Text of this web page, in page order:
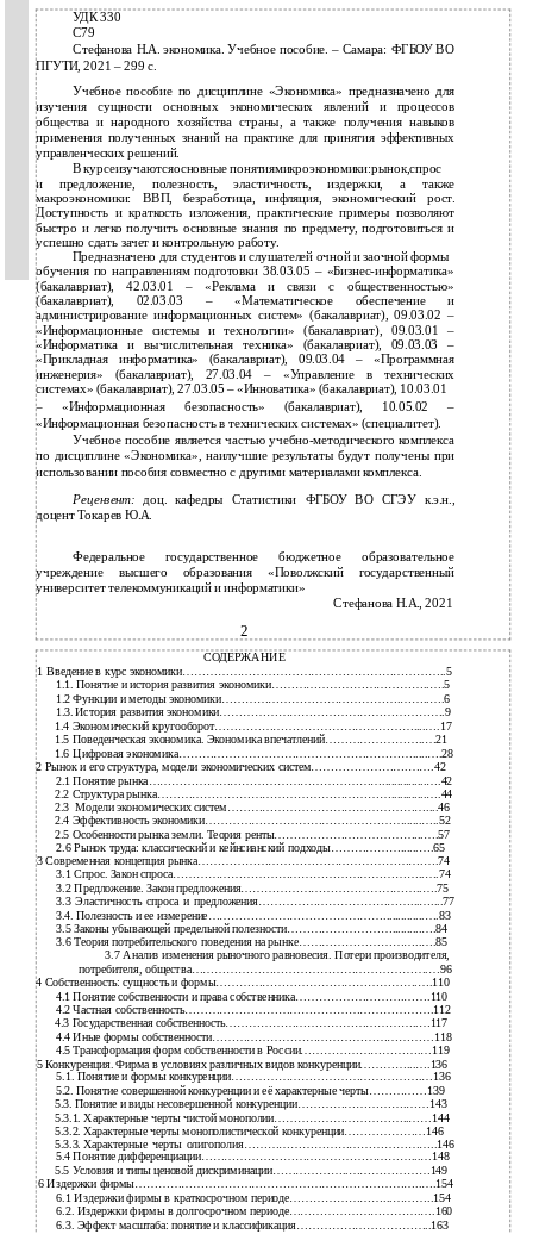
УДК 330
С79
Стефанова Н.А. экономика. Учебное пособие. – Самара: ФГБОУ ВО
ПГУТИ, 2021 – 299 с.
Учебное пособие по дисциплине «Экономика» предназначено для
изучения сущности основных экономических явлений и процессов
общества и народного хозяйства страны, а также получения навыков
применения полученных знаний на практике для принятия эффективных
управленческих решений.
Вкурсеизучаютсяосновные понятиямикроэкономики:рынок,спрос
и
предложение, полезность, эластичность, издержки, а также
макроэкономики: ВВП, безработица, инфляция, экономический рост.
Доступность и краткость изложения, практические примеры позволяют
быстро и легко получить основные знания по предмету, подготовиться и
успешно сдать зачет и контрольную работу.
Предназначено для студентов и слушателей очной и заочной формы
обучения по направлениям подготовки 38.03.05 – «Бизнес-информатика»
(бакалавриат), 42.03.01 – «Реклама и связи с общественностью»
(бакалавриат), 02.03.03 – «Математическое обеспечение и
администрирование информационных систем» (бакалавриат), 09.03.02 –
«Информационные системы и технологии» (бакалавриат), 09.03.01 –
«Информатика и вычислительная техника» (бакалавриат), 09.03.03 –
«Прикладная информатика» (бакалавриат), 09.03.04 – «Программная
инженерия» (бакалавриат), 27.03.04 – «Управление в технических
системах» (бакалавриат), 27.03.05 – «Инноватика» (бакалавриат), 10.03.01
– «Информационная безопасность» (бакалавриат), 10.05.02 –
«Информационная безопасность в технических системах» (специалитет).
Учебное пособие является частью учебно-методического комплекса
по дисциплине «Экономика», наилучшие результаты будут получены при
использовании пособия совместно с другими материалами комплекса.
Рецензент: доц. кафедры Статистики ФГБОУ ВО СГЭУ к.э.н.,
доцент Токарев Ю.А.
Федеральное государственное бюджетное образовательное
учреждение высшего образования «Поволжский государственный
университет телекоммуникаций и информатики»
Стефанова Н.А., 2021
2
СОДЕРЖАНИЕ
1 Введение в курс экономики…………………………………………………………..5
1.1. Понятие и история развития экономики…………………………………..….5
1.2 Функции и методы экономики……………………………………….……..….6
1.3.История развития экономики………………………………………………….9
1.4 Экономический кругооборот……………………………………………....….17
1.5 Поведенческая экономика. Экономика впечатлений……………………..…21
1.6 Цифровая экономика…………………………………………………….....….28
2 Рынок и его структура, модели экономических систем…………………….…….42
2.1 Понятие рынка……………………………………………………...............….42
2.2 Структура рынка……………………………………………………............….44
2.3 Модели экономических систем……………………………………………....46
2.4 Эффективность экономики……………………………………………......…..52
2.5 Особенности рынка земли. Теория ренты………………………………...….57
2.6 Рынок труда: классический и кейнсианский подходы………………......….65
3 Современная концепция рынка………………………………………………….….74
3.1 Спрос. Закон спроса………………………………………………………..….74
3.2 Предложение. Закон предложения………………………………………..….75
3.3 Эластичность спроса и предложения…………………………………...…....77
3.4. Полезность и ее измерение………………………………………..............….83
3.5 Законы убывающей предельной полезности………………………..........….84
3.6 Теория потребительского поведения на рынке…………………………..….85
3.7 Анализ изменения рыночного равновесия. Потери производителя,
потребителя, общества…………………………………………………….…96
4 Собственность: сущность и формы…………………………………………….….110
4.1 Понятие собственности и права собственника……………………….…….110
4.2 Частная собственность……………………………………………………….112
4.3 Государственная собственность…………………………………………..…117
4.4 Иные формы собственности…………………………………………………118
4.5 Трансформация форм собственности в России………………………….…119
5 Конкуренция. Фирма в условиях различных видов конкуренции…………...….136
5.1. Понятие и формы конкуренции………………………………………….…136
5.2. Понятие совершенной конкуренции и её характерные черты……………139
5.3. Понятие и виды несовершенной конкуренции……………………….……143
5.3.1. Характерные черты чистой монополии……………………………..……144
5.3.2. Характерные черты монополистической конкуренции…………………146
5.3.3. Характерные черты олигополия…………………………………………..146
5.4 Понятие дифференциации………………………………………………...…148
5.5 Условия и типы ценовой дискриминации………………..…………………149
6 Издержки фирмы………………………………………………………………..….154
6.1 Издержки фирмы в краткосрочном периоде……………………...………..154
6.2. Издержки фирмы в долгосрочном периоде…………………………….….160
6.3. Эффект масштаба: понятие и классификация……………………………..163